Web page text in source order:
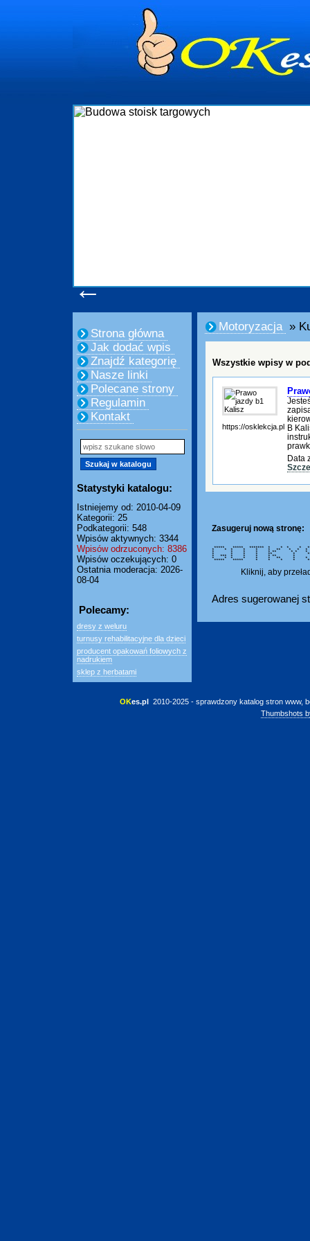
←
Strona główna
Jak dodać wpis
Znajdź kategorię
Nasze linki
Polecane strony
Regulamin
Kontakt
Statystyki katalogu:
Istniejemy od: 2010-04-09
Kategorii: 25
Podkategorii: 548
Wpisów aktywnych: 3344
Wpisów odrzuconych: 8386
Wpisów oczekujących: 0
Ostatnia moderacja: 2026-
08-04
Polecamy:
dresy z weluru
turnusy rehabilitacyjne dla dzieci
producent opakowań foliowych z
nadrukiem
sklep z herbatami
Motoryzacja »
Wszystkie wpisy w
https://osklekcja.pl B
Data
Zasugeruj nową stronę:
***** ***** ******* * * *
* * * * * * ** * * *
* * * * * ** * *
* * * * ** *
* *** * * * * ** *
* * * * * * ** * *
***** ***** * * * *
Kliknij, aby
Adres sugerowanej
OKes.pl 2010-2025 - sprawdzony katalog stron www,
Thumbshots